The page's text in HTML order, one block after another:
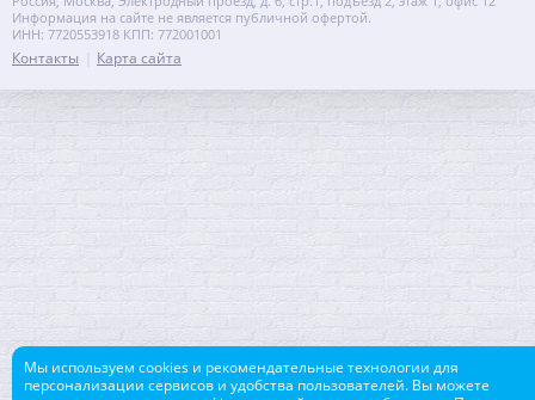
Информация на сайте не является публичной офертой.
ИНН: 7720553918 КПП: 772001001
Контакты Карта сайта
Мы используем cookies и рекомендательные технологии для
персонализации сервисов и удобства пользователей. Вы можете